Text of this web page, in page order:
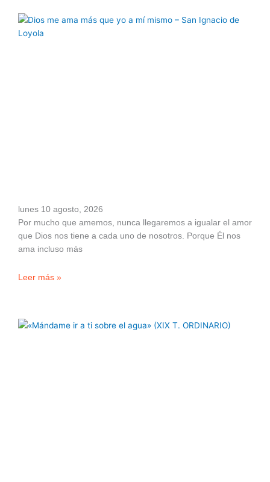
lunes 10 agosto, 2026
Por mucho que amemos, nunca llegaremos a igualar el amor
que Dios nos tiene a cada uno de nosotros. Porque Él nos
ama incluso más
Leer más »
PáginaPáginaPáginaPáginaPágina